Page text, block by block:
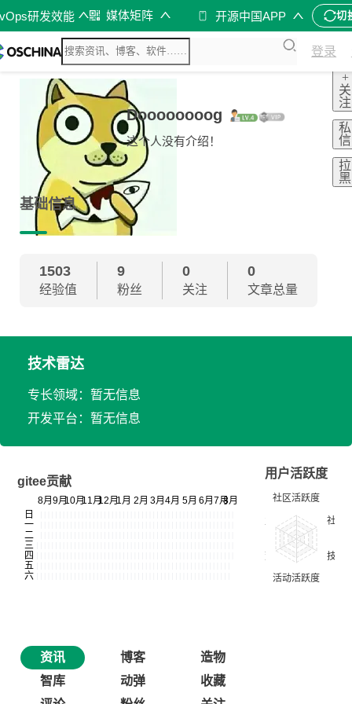
研发效能 媒体矩阵 开源中国APP 切
登录
Doooooooog
这个人没有介绍！
+
关
注
私
信
拉
黑
基础信息
1503
经验值
9
粉丝
0
关注
0
文章总量
技术雷达
专长领域：暂无信息
开发平台：暂无信息
gitee贡献
用户活跃度
资讯 博客
造物
智库
动弹
收藏